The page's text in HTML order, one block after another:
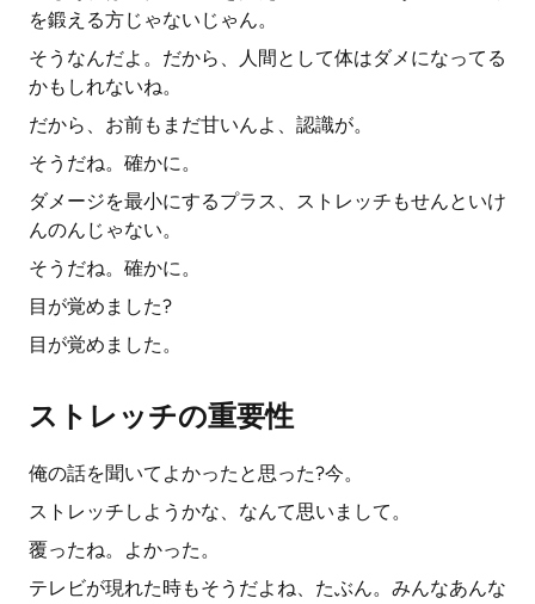
を鍛える方じゃないじゃん。
そうなんだよ。だから、人間として体はダメになってる
かもしれないね。
だから、お前もまだ甘いんよ、認識が。
そうだね。確かに。
ダメージを最小にするプラス、ストレッチもせんといけ
んのんじゃない。
そうだね。確かに。
目が覚めました?
目が覚めました。
ストレッチの重要性
俺の話を聞いてよかったと思った?今。
ストレッチしようかな、なんて思いまして。
覆ったね。よかった。
テレビが現れた時もそうだよね、たぶん。みんなあんな